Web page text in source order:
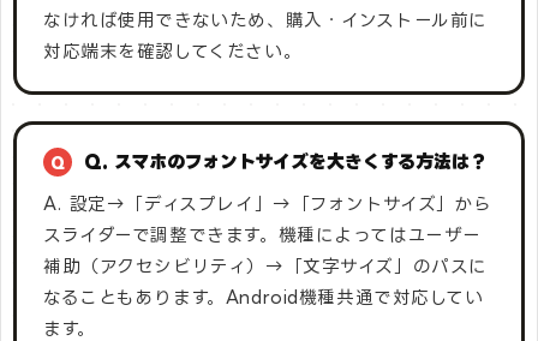
なければ使用できないため、購入・インストール前に
対応端末を確認してください。
Q. スマホのフォントサイズを大きくする方法は？
A. 設定→「ディスプレイ」→「フォントサイズ」から
スライダーで調整できます。機種によってはユーザー
補助（アクセシビリティ）→「文字サイズ」のパスに
なることもあります。Android機種共通で対応してい
ます。